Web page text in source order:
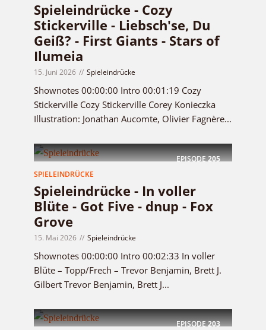
Spieleindrücke - Cozy
Stickerville - Liebsch'se, Du
Geiß? - First Giants - Stars of
Ilumeia
15. Juni 2026 Spieleindrücke
Shownotes 00:00:00 Intro 00:01:19 Cozy
Stickerville Cozy Stickerville Corey Konieczka
Illustration: Jonathan Aucomte, Olivier Fagnère...
EPISODE205
SPIELEINDRÜCKE
Spieleindrücke - In voller
Blüte - Got Five - dnup - Fox
Grove
15. Mai 2026 Spieleindrücke
Shownotes 00:00:00 Intro 00:02:33 In voller
Blüte – Topp/Frech – Trevor Benjamin, Brett J.
Gilbert Trevor Benjamin, Brett J...
EPISODE203